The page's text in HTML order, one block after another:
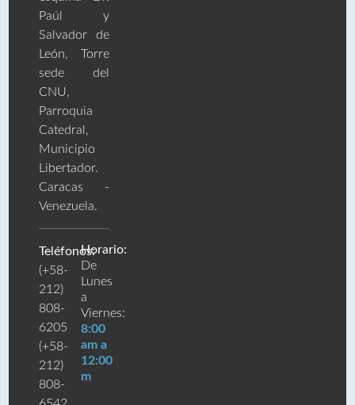
Paúl y
Salvador de
León, Torre
sede del
CNU,
Parroquia
Catedral,
Municipio
Libertador.
Caracas -
Venezuela.
Teléfonos:
(+58-
212)
808-
6205
(+58-
212)
808-
Horario:
De
Lunes
a
Viernes:
8:00
am a
12:00
m